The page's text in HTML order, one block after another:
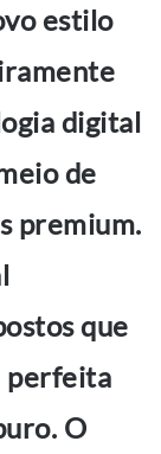
estilo
digital
de
premium.
que
perfeita
O